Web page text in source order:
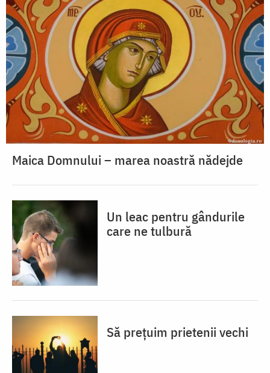
Maica Domnului – marea noastră nădejde
Un leac pentru gândurile
care ne tulbură
Să prețuim prietenii vechi